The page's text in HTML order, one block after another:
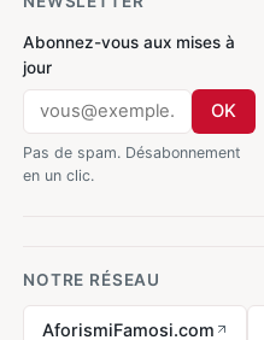
Abonnez-vous aux mises à
jour
OK
Pas de spam. Désabonnement
en un clic.
NOTRE RÉSEAU
AforismiFamosi.com